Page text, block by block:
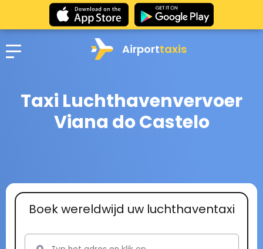
Airporttaxis
Taxi Luchthavenvervoer
Viana do Castelo
Boek wereldwijd uw luchthaventaxi